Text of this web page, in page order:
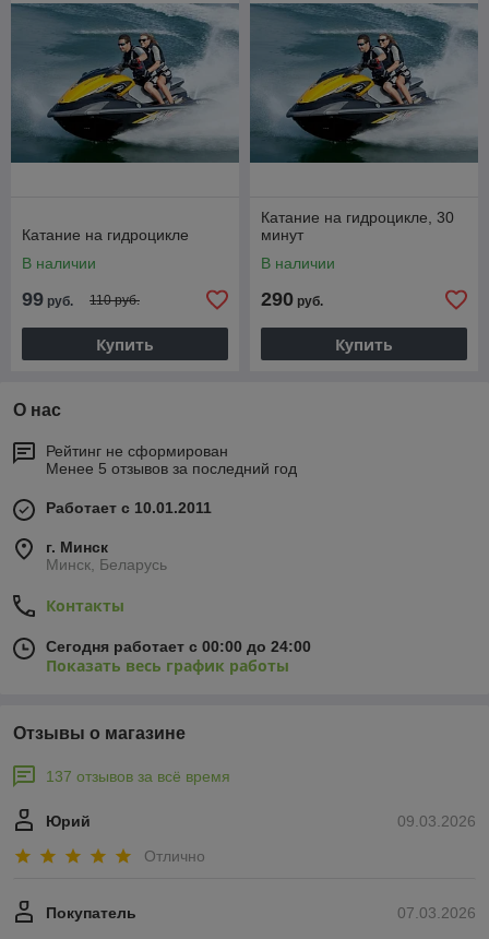
Катание на гидроцикле
В наличии
99 руб. 110 руб.
Купить
Катание на гидроцикле, 30
минут
В наличии
290 руб.
Купить
О нас
Рейтинг не сформирован
Менее 5 отзывов за последний год
Работает с 10.01.2011
г. Минск
Минск, Беларусь
Контакты
Сегодня работает с 00:00 до 24:00
Показать весь график работы
Отзывы о магазине
137 отзывов за всё время
09.03.2026
Юрий
Отлично
07.03.2026
Покупатель